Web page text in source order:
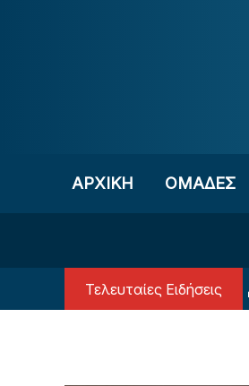
ΑΡΧΙΚΗ OΜΑΔΕΣ
Τελευταίες Ειδήσεις
νίκη κόντρα στον Πύργο για